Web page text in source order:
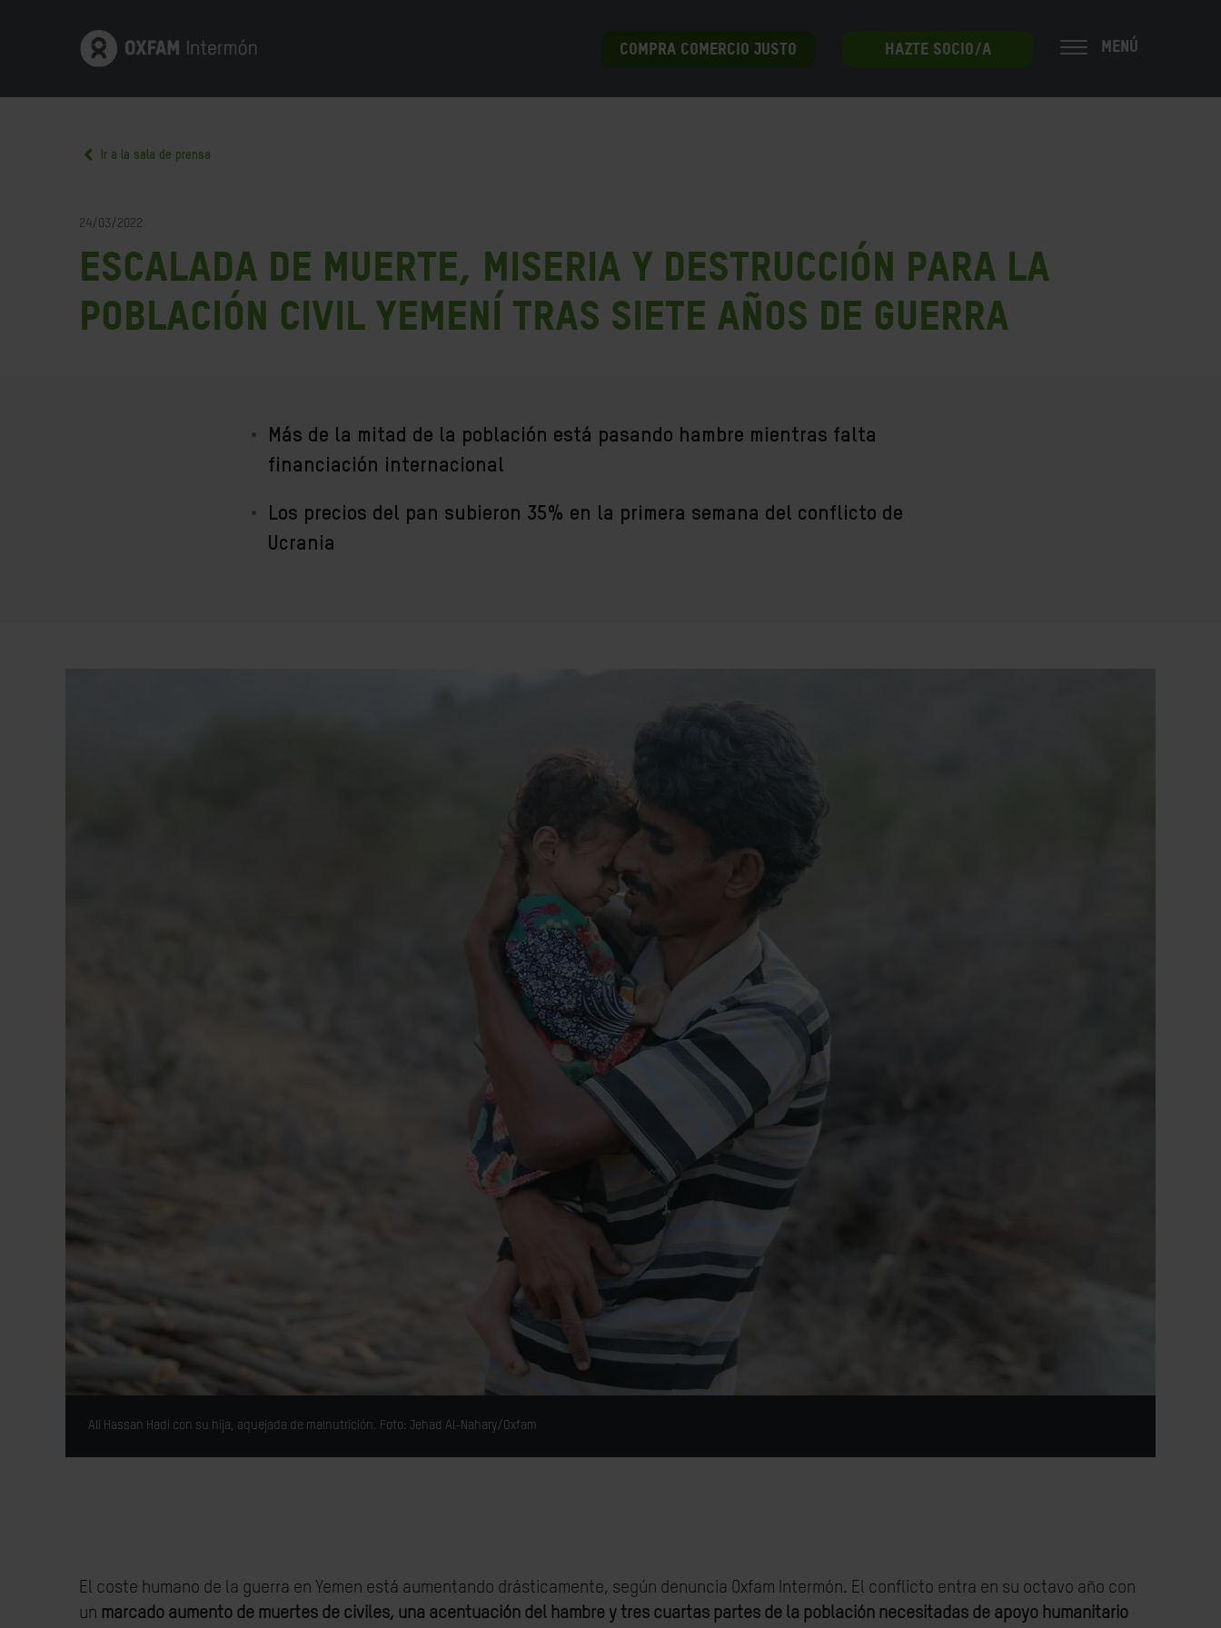
COMPRA COMERCIO JUSTO HAZTE SOCIO/A MENÚ
Ir a la sala de prensa
24/03/2022
Escalada de muerte, miseria y destrucción para la
población civil yemení tras siete años de guerra
Más de la mitad de la población está pasando hambre mientras falta
financiación internacional
Los precios del pan subieron 35% en la primera semana del conflicto de
Ucrania
Ali Hassan Hadi con su hija, aquejada de malnutrición. Foto: Jehad Al-Nahary/Oxfam
El coste humano de la guerra en Yemen está aumentando drásticamente, según denuncia Oxfam Intermón. El conflicto entra en su octavo año con
un marcado aumento de muertes de civiles, una acentuación del hambre y tres cuartas partes de la población necesitadas de apoyo humanitario